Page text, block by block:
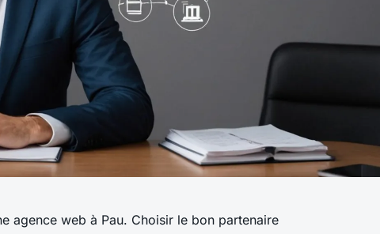
agence web à Pau. Choisir le bon partenaire